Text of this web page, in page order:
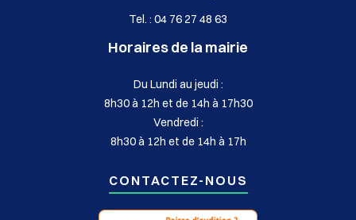
Tel. : 04 76 27 48 63
Horaires de la mairie
Du Lundi au jeudi :
8h30 à 12h et de 14h à 17h30
Vendredi :
8h30 à 12h et de 14h à 17h
CONTACTEZ-NOUS